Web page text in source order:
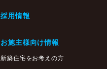
採用情報
お施主様向け情報
新築住宅をお考えの方